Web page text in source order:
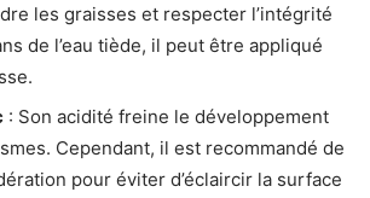
les graisses et respecter l’intégrité
de l’eau tiède, il peut être appliqué
: Son acidité freine le développement
Cependant, il est recommandé de
pour éviter d’éclaircir la surface